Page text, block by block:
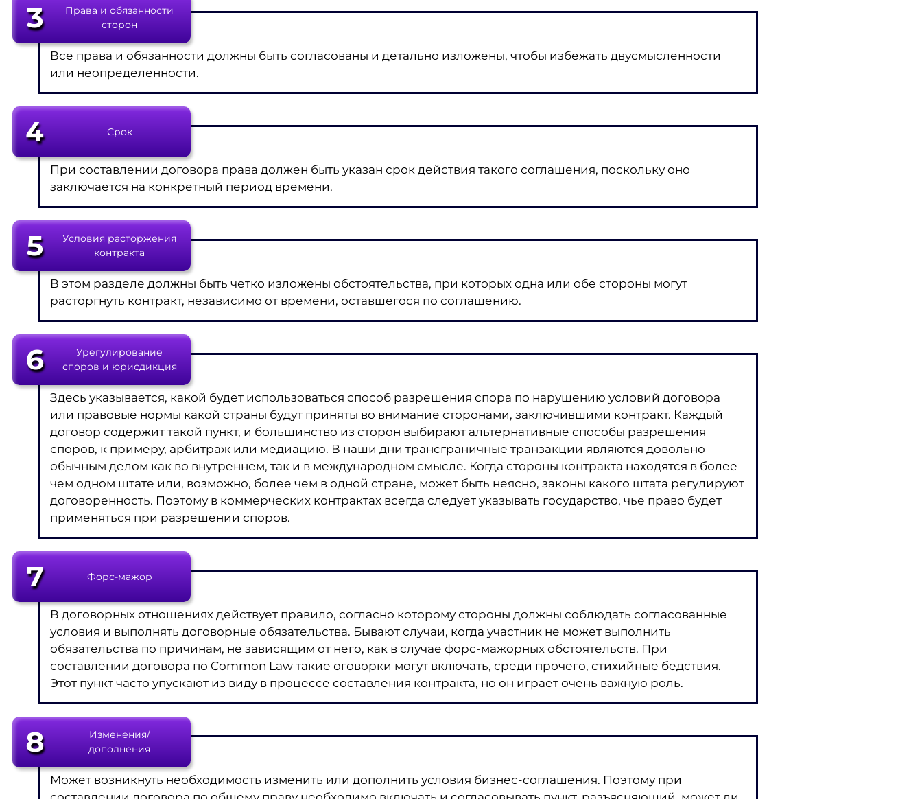
3
Права и обязанности
сторон
Все права и обязанности должны быть согласованы и детально изложены, чтобы избежать двусмысленности
или неопределенности.
4 Срок
При составлении договора права должен быть указан срок действия такого соглашения, поскольку оно
заключается на конкретный период времени.
5
Условия расторжения
контракта
В этом разделе должны быть четко изложены обстоятельства, при которых одна или обе стороны могут
расторгнуть контракт, независимо от времени, оставшегося по соглашению.
6
Урегулирование
споров и юрисдикция
Здесь указывается, какой будет использоваться способ разрешения спора по нарушению условий договора
или правовые нормы какой страны будут приняты во внимание сторонами, заключившими контракт. Каждый
договор содержит такой пункт, и большинство из сторон выбирают альтернативные способы разрешения
споров, к примеру, арбитраж или медиацию. В наши дни трансграничные транзакции являются довольно
обычным делом как во внутреннем, так и в международном смысле. Когда стороны контракта находятся в более
чем одном штате или, возможно, более чем в одной стране, может быть неясно, законы какого штата регулируют
договоренность. Поэтому в коммерческих контрактах всегда следует указывать государство, чье право будет
применяться при разрешении споров.
7 Форс-мажор
В договорных отношениях действует правило, согласно которому стороны должны соблюдать согласованные
условия и выполнять договорные обязательства. Бывают случаи, когда участник не может выполнить
обязательства по причинам, не зависящим от него, как в случае форс-мажорных обстоятельств. При
составлении договора по Common Law такие оговорки могут включать, среди прочего, стихийные бедствия.
Этот пункт часто упускают из виду в процессе составления контракта, но он играет очень важную роль.
8
Изменения/
дополнения
Может возникнуть необходимость изменить или дополнить условия бизнес-соглашения. Поэтому при